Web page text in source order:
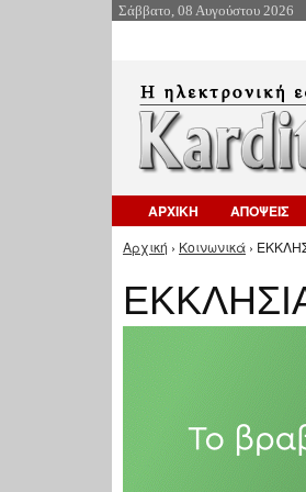
Σάββατο, 08 Αυγούστου 2026
ΑΡΧΙΚΗ ΑΠΟΨΕΙΣ
Είστε εδώ
Αρχική › Κοινωνικά ›